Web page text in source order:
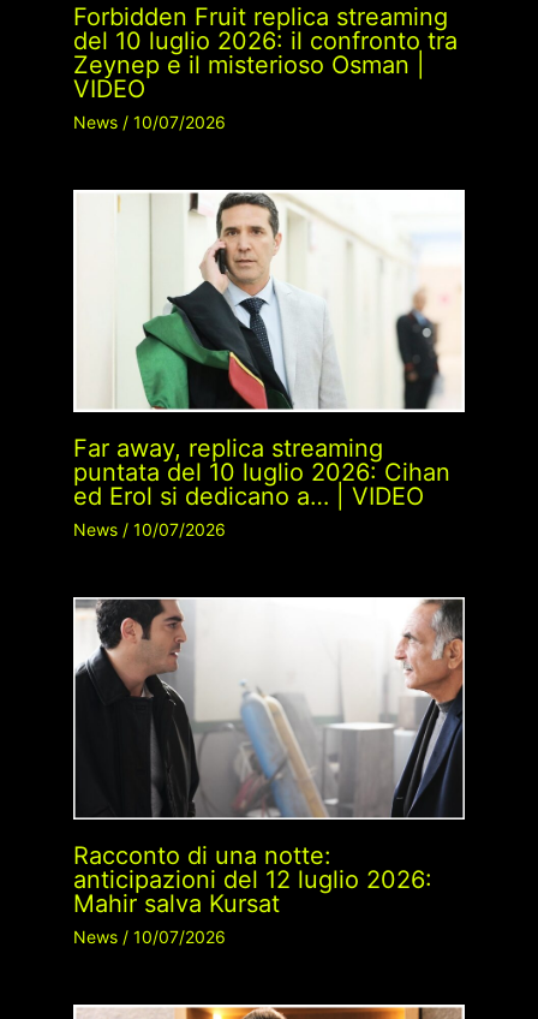
Forbidden Fruit replica streaming
del 10 luglio 2026: il confronto tra
Zeynep e il misterioso Osman |
VIDEO
News/ 10/07/2026
Far away, replica streaming
puntata del 10 luglio 2026: Cihan
ed Erol si dedicano a… | VIDEO
News/ 10/07/2026
Racconto di una notte:
anticipazioni del 12 luglio 2026:
Mahir salva Kursat
News/ 10/07/2026